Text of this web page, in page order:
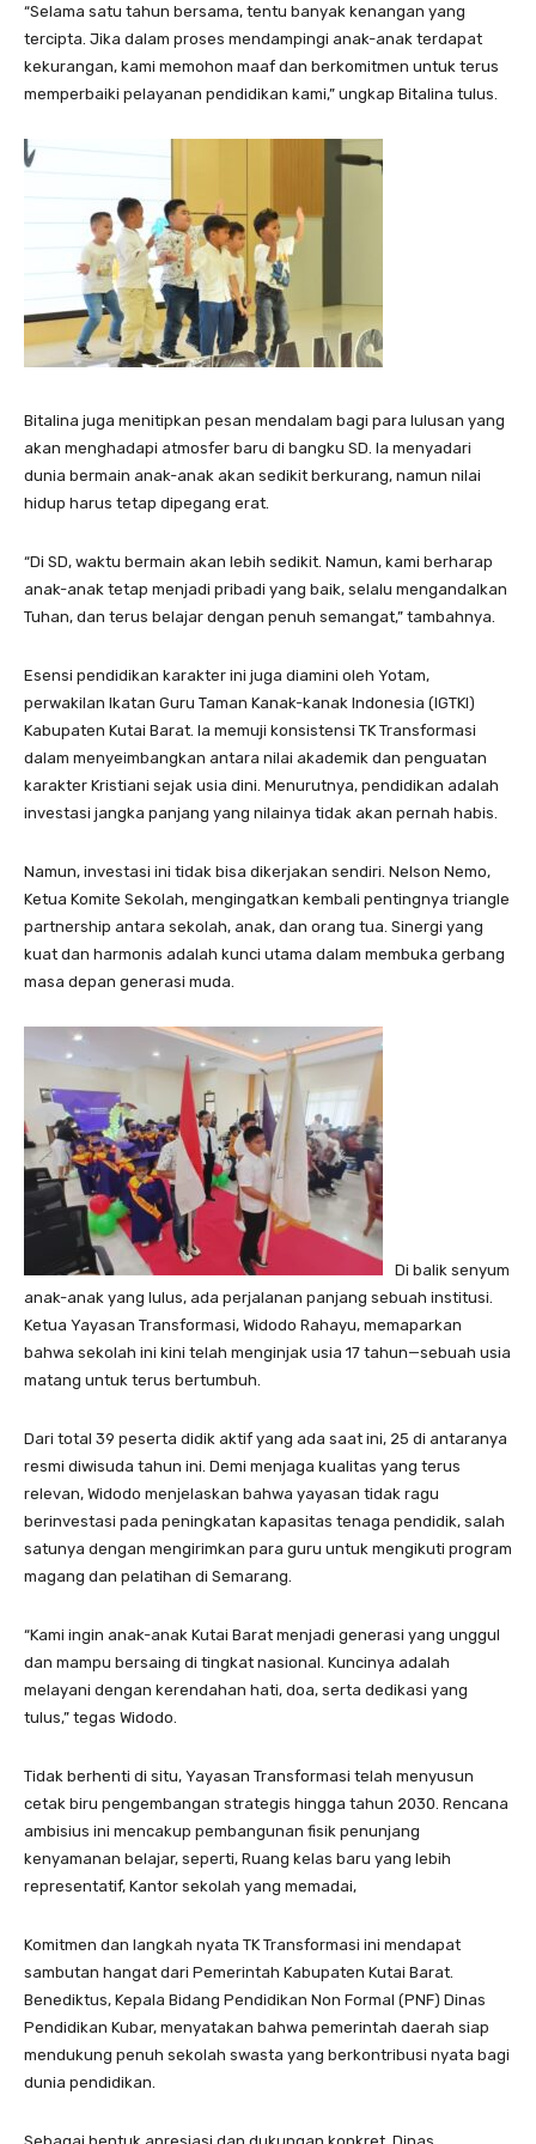
“Selama satu tahun bersama, tentu banyak kenangan yang
tercipta. Jika dalam proses mendampingi anak-anak terdapat
kekurangan, kami memohon maaf dan berkomitmen untuk terus
memperbaiki pelayanan pendidikan kami,” ungkap Bitalina tulus.
Bitalina juga menitipkan pesan mendalam bagi para lulusan yang
akan menghadapi atmosfer baru di bangku SD. Ia menyadari
dunia bermain anak-anak akan sedikit berkurang, namun nilai
hidup harus tetap dipegang erat.
“Di SD, waktu bermain akan lebih sedikit. Namun, kami berharap
anak-anak tetap menjadi pribadi yang baik, selalu mengandalkan
Tuhan, dan terus belajar dengan penuh semangat,” tambahnya.
Esensi pendidikan karakter ini juga diamini oleh Yotam,
perwakilan Ikatan Guru Taman Kanak-kanak Indonesia (IGTKI)
Kabupaten Kutai Barat. Ia memuji konsistensi TK Transformasi
dalam menyeimbangkan antara nilai akademik dan penguatan
karakter Kristiani sejak usia dini. Menurutnya, pendidikan adalah
investasi jangka panjang yang nilainya tidak akan pernah habis.
Namun, investasi ini tidak bisa dikerjakan sendiri. Nelson Nemo,
Ketua Komite Sekolah, mengingatkan kembali pentingnya triangle
partnership antara sekolah, anak, dan orang tua. Sinergi yang
kuat dan harmonis adalah kunci utama dalam membuka gerbang
masa depan generasi muda.
Di balik senyum
anak-anak yang lulus, ada perjalanan panjang sebuah institusi.
Ketua Yayasan Transformasi, Widodo Rahayu, memaparkan
bahwa sekolah ini kini telah menginjak usia 17 tahun—sebuah usia
matang untuk terus bertumbuh.
Dari total 39 peserta didik aktif yang ada saat ini, 25 di antaranya
resmi diwisuda tahun ini. Demi menjaga kualitas yang terus
relevan, Widodo menjelaskan bahwa yayasan tidak ragu
berinvestasi pada peningkatan kapasitas tenaga pendidik, salah
satunya dengan mengirimkan para guru untuk mengikuti program
magang dan pelatihan di Semarang.
“Kami ingin anak-anak Kutai Barat menjadi generasi yang unggul
dan mampu bersaing di tingkat nasional. Kuncinya adalah
melayani dengan kerendahan hati, doa, serta dedikasi yang
tulus,” tegas Widodo.
Tidak berhenti di situ, Yayasan Transformasi telah menyusun
cetak biru pengembangan strategis hingga tahun 2030. Rencana
ambisius ini mencakup pembangunan fisik penunjang
kenyamanan belajar, seperti, Ruang kelas baru yang lebih
representatif, Kantor sekolah yang memadai,
Komitmen dan langkah nyata TK Transformasi ini mendapat
sambutan hangat dari Pemerintah Kabupaten Kutai Barat.
Benediktus, Kepala Bidang Pendidikan Non Formal (PNF) Dinas
Pendidikan Kubar, menyatakan bahwa pemerintah daerah siap
mendukung penuh sekolah swasta yang berkontribusi nyata bagi
dunia pendidikan.